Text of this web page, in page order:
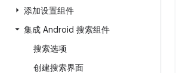
添加设置组件
集成 Android 搜索组件
搜索选项
创建搜索界面